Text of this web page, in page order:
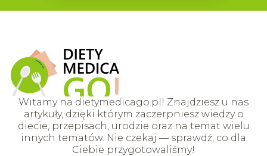
Witamy na dietymedicago.pl! Znajdziesz u nas
artykuły, dzięki którym zaczerpniesz wiedzy o
diecie, przepisach, urodzie oraz na temat wielu
innych tematów. Nie czekaj — sprawdź, co dla
Ciebie przygotowaliśmy!